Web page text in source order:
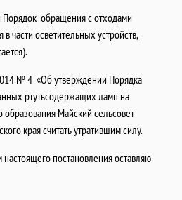
обращения с отходами
части осветительных устройств,
№ 4 «Об утверждении Порядка
ртутьсодержащих ламп на
Майский сельсовет
края считать утратившим силу.
постановления оставляю